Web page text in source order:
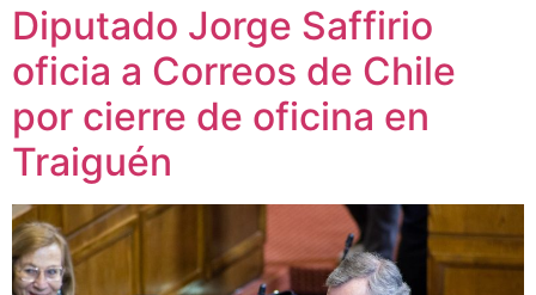
Diputado Jorge Saffirio
oficia a Correos de Chile
por cierre de oficina en
Traiguén